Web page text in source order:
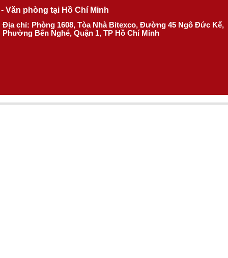
- Văn phòng tại Hồ Chí Minh
Địa chỉ: Phòng 1608, Tòa Nhà Bitexco, Đường 45 Ngô Đức Kế,
Phường Bến Nghé, Quận 1, TP Hồ Chí Minh